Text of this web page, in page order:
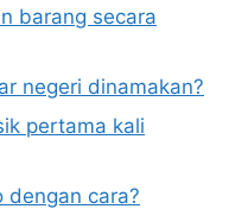
barang secara
negeri dinamakan?
pertama kali
dengan cara?